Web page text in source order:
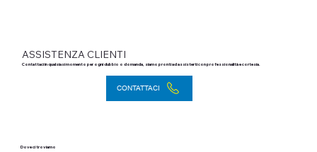
Contattaci in qualsiasi momento per ogni dubbio o domanda, siamo pronti ad assisterti con professionalità e cortesia.
CONTATTACI
ASSISTENZA CLIENTI
Dove ci troviamo